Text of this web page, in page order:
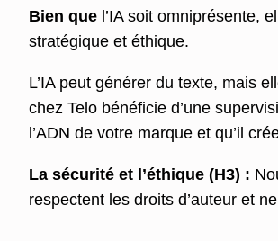
Bien que l’IA soit omniprésente,
stratégique et éthique.
L’IA peut générer du texte, mais
chez Telo bénéficie d’une
l’ADN de votre marque et qu’il
La sécurité et l’éthique (H3) :
respectent les droits d’auteur et